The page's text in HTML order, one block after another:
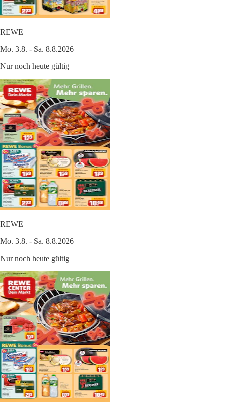
REWE
Mo. 3.8. - Sa. 8.8.2026
Nur noch heute gültig
REWE
Mo. 3.8. - Sa. 8.8.2026
Nur noch heute gültig